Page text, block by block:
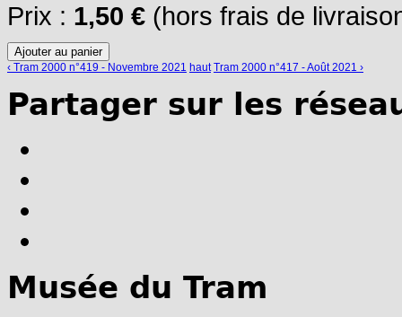
Prix : 1,50 € (hors frais de
‹ Tram 2000 n°419 - Novembre 2021 haut Tram 2000 n°417 - Août 2021 ›
Partager sur les
Musée du Tram